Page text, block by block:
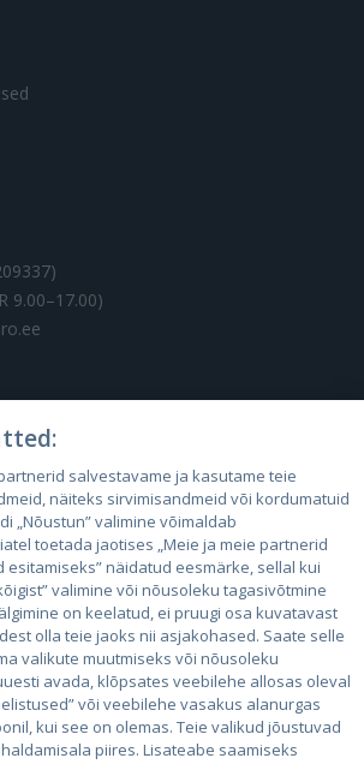
9.00–17.00)
salvestavame ja kasutame teie
näiteks sirvimisandmeid või kordumatuid
„Nõustun” valimine võimaldab
toetada jaotises „Meie ja meie partnerid
esitamiseks” näidatud eesmärke, sellal kui
valimine või nõusoleku tagasivõtmine
on keelatud, ei pruugi osa kuvatavast
olla teie jaoks nii asjakohased. Saate selle
valikute muutmiseks või nõusoleku
avada, klõpsates veebilehe allosas oleval
või veebilehe vasakus alanurgas
kui see on olemas. Teie valikud jõustuvad
piires. Lisateabe saamiseks